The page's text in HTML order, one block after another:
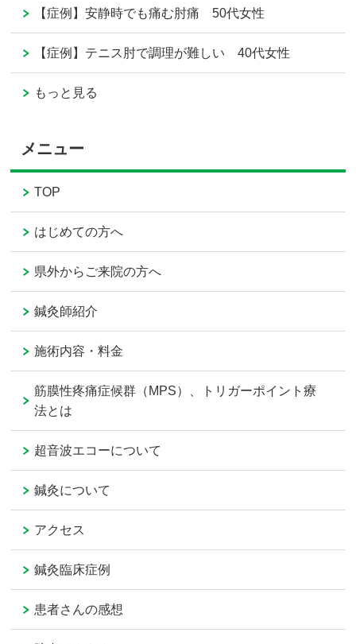
【症例】安静時でも痛む肘痛 50代女性
【症例】テニス肘で調理が難しい 40代女性
もっと見る
メニュー
TOP
はじめての方へ
県外からご来院の方へ
鍼灸師紹介
施術内容・料金
筋膜性疼痛症候群（MPS）、トリガーポイント療
法とは
超音波エコーについて
鍼灸について
アクセス
鍼灸臨床症例
患者さんの感想